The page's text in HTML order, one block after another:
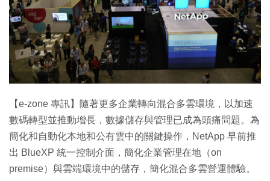
【e-zone 專訊】隨著更多企業轉向混合多雲環境，以加速
數碼轉型並推動增長，數據儲存與管理已成為頭痛問題。為
簡化和自動化本地和公有雲中的關鍵操作，NetApp 早前推
出 BlueXP 統一控制介面，簡化企業管理在地（on
premise）與雲端環境中的儲存，簡化混合多雲營運體驗。